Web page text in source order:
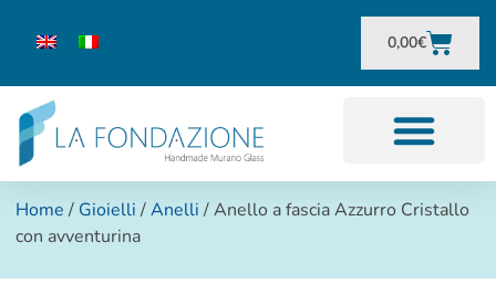
0,00€
Home / Gioielli /Anelli / Anello a fascia Azzurro Cristallo
con avventurina